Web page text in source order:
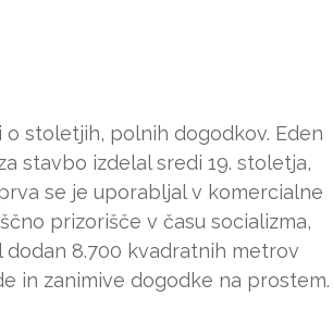
stoletjih, polnih dogodkov. Eden
stavbo izdelal sredi 19. stoletja,
se je uporabljal v komercialne
prizorišče v času socializma,
8.700 kvadratnih metrov
in zanimive dogodke na prostem.